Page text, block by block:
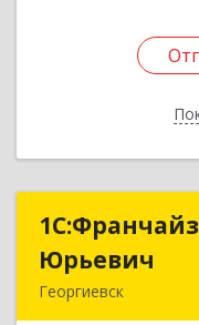
Юрьевич
Георгиевск